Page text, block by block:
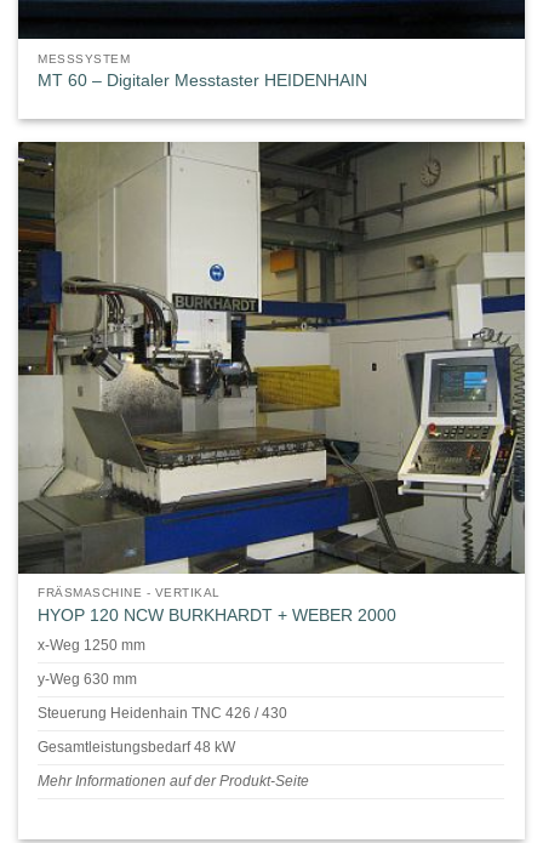
MESSSYSTEM
MT 60 – Digitaler Messtaster HEIDENHAIN
FRÄSMASCHINE - VERTIKAL
HYOP 120 NCW BURKHARDT + WEBER 2000
x-Weg 1250 mm
y-Weg 630 mm
Steuerung Heidenhain TNC 426 / 430
Gesamtleistungsbedarf 48 kW
Mehr Informationen auf der Produkt-Seite